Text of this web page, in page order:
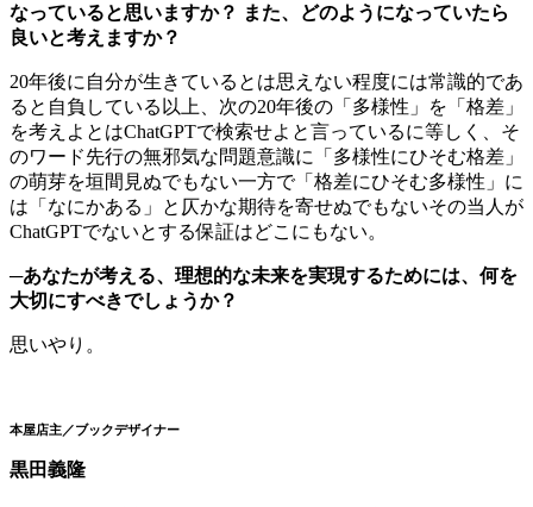
なっていると思いますか？ また、どのようになっていたら
良いと考えますか？
20年後に自分が生きているとは思えない程度には常識的であ
ると自負している以上、次の20年後の「多様性」を「格差」
を考えよとはChatGPTで検索せよと言っているに等しく、そ
のワード先行の無邪気な問題意識に「多様性にひそむ格差」
の萌芽を垣間見ぬでもない一方で「格差にひそむ多様性」に
は「なにかある」と仄かな期待を寄せぬでもないその当人が
ChatGPTでないとする保証はどこにもない。
─あなたが考える、理想的な未来を実現するためには、何を
大切にすべきでしょうか？
思いやり。
本屋店主／ブックデザイナー
黒田義隆